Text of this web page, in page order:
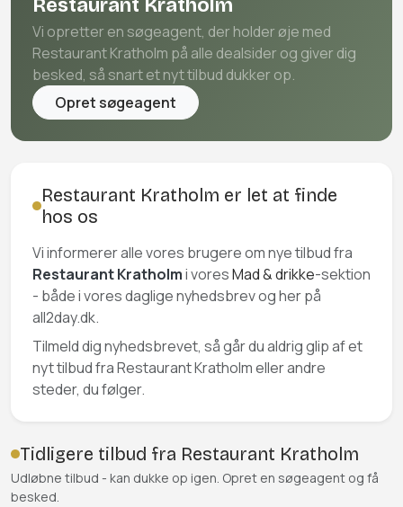
Restaurant Kratholm
Vi opretter en søgeagent, der holder øje med
Restaurant Kratholm på alle dealsider og giver dig
besked, så snart et nyt tilbud dukker op.
Opret søgeagent
Restaurant Kratholm er let at finde
hos os
Vi informerer alle vores brugere om nye tilbud fra
Restaurant Kratholmi voresMad & drikke-sektion
- både i vores daglige nyhedsbrev og her på
all2day.dk.
Tilmeld dig nyhedsbrevet, så går du aldrig glip af et
nyt tilbud fra Restaurant Kratholm eller andre
steder, du følger.
Tidligere tilbud fra Restaurant Kratholm
Udløbne tilbud - kan dukke op igen. Opret en søgeagent og få
besked.